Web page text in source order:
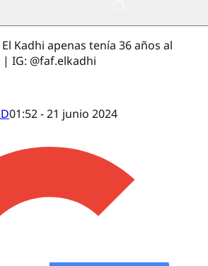
Kadhi apenas tenía 36 años al
IG: @faf.elkadhi
01:52 - 21 junio 2024